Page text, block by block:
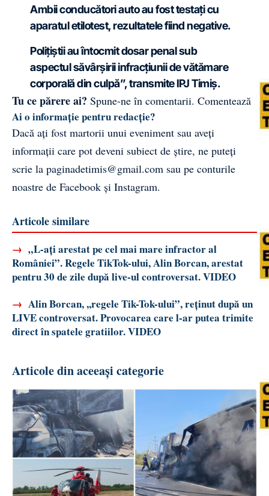
Ambii conducători auto au fost testați cu
aparatul etilotest, rezultatele fiind negative.
Polițiștii au întocmit dosar penal sub
aspectul săvârșirii infracțiunii de vătămare
corporală din culpă”, transmite IPJ Timiș.
Tu ce părere ai? Spune-ne în comentarii. Comentează
Ai o informație pentru redacție?
Dacă ați fost martorii unui eveniment sau aveți
informații care pot deveni subiect de știre, ne puteți
scrie la paginadetimis@gmail.com sau pe conturile
noastre de Facebook și Instagram.
Articole similare
→ „L-ați arestat pe cel mai mare infractor al
României”. Regele TikTok-ului, Alin Borcan, arestat
pentru 30 de zile după live-ul controversat. VIDEO
→ Alin Borcan, ,,regele Tik-Tok-ului”, reținut după un
LIVE controversat. Provocarea care l-ar putea trimite
direct în spatele gratiilor. VIDEO
Articole din aceeași categorie